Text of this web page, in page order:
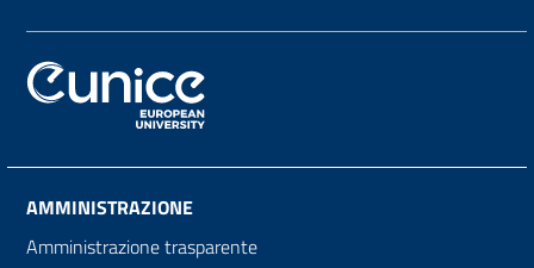
AMMINISTRAZIONE
Amministrazione trasparente